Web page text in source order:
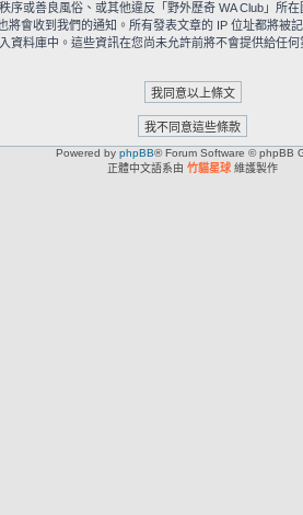
或善良風俗、或其他違反「野外歷奇 WA Club」
會收到我們的通知。所有發表文章的 IP 位址都將
料庫中。這些資訊在您尚未允許前將不會提供給任
Powered by phpBB® Forum Software © phpBB
正體中文語系由 竹貓星球 維護製作